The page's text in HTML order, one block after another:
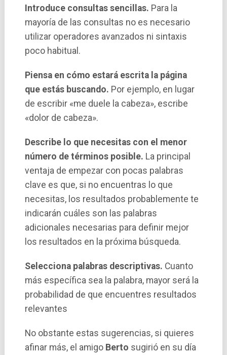
Introduce consultas sencillas. Para la
mayorí­a de las consultas no es necesario
utilizar operadores avanzados ni sintaxis
poco habitual.
Piensa en cómo estará escrita la página
que estás buscando. Por ejemplo, en lugar
de escribir «me duele la cabeza», escribe
«dolor de cabeza».
Describe lo que necesitas con el menor
número de términos posible. La principal
ventaja de empezar con pocas palabras
clave es que, si no encuentras lo que
necesitas, los resultados probablemente te
indicarán cuáles son las palabras
adicionales necesarias para definir mejor
los resultados en la próxima búsqueda.
Selecciona palabras descriptivas. Cuanto
más especí­fica sea la palabra, mayor será la
probabilidad de que encuentres resultados
relevantes
No obstante estas sugerencias, si quieres
afinar más, el amigo Berto sugirió en su dí­a